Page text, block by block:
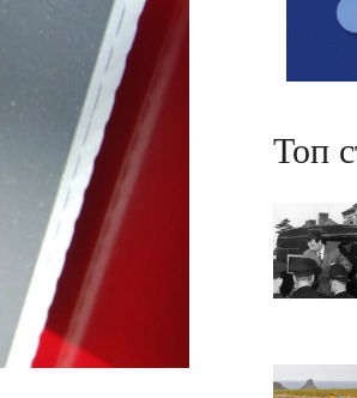
Топ